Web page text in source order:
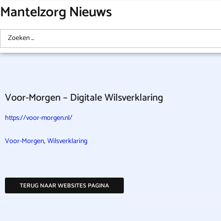
Mantelzorg Nieuws
Voor-Morgen – Digitale Wilsverklaring
https://voor-morgen.nl/
Voor-Morgen, Wilsverklaring
TERUG NAAR WEBSITES PAGINA